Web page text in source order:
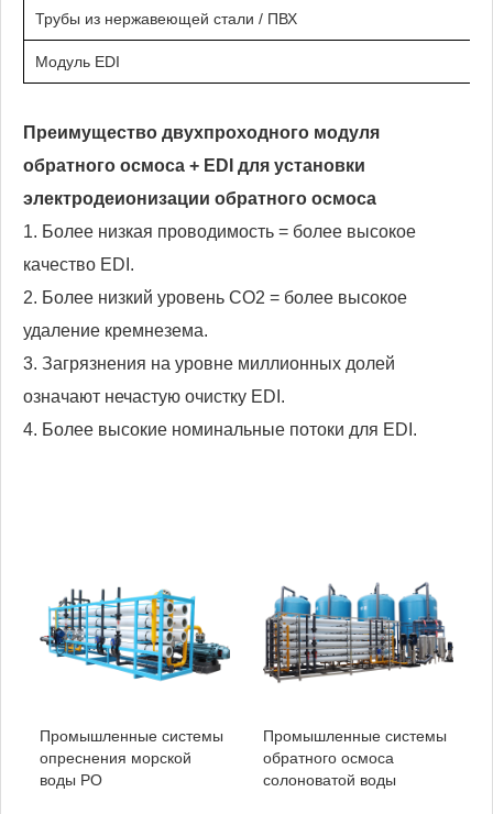
Трубы из нержавеющей стали / ПВХ
Модуль EDI
Преимущество двухпроходного модуля
обратного осмоса + EDI для установки
электродеионизации обратного осмоса
1. Более низкая проводимость = более высокое
качество EDI.
2. Более низкий уровень СО2 = более высокое
удаление кремнезема.
3. Загрязнения на уровне миллионных долей
означают нечастую очистку EDI.
4. Более высокие номинальные потоки для EDI.
Промышленные системы
опреснения морской
воды РО
Промышленные системы
обратного осмоса
солоноватой воды